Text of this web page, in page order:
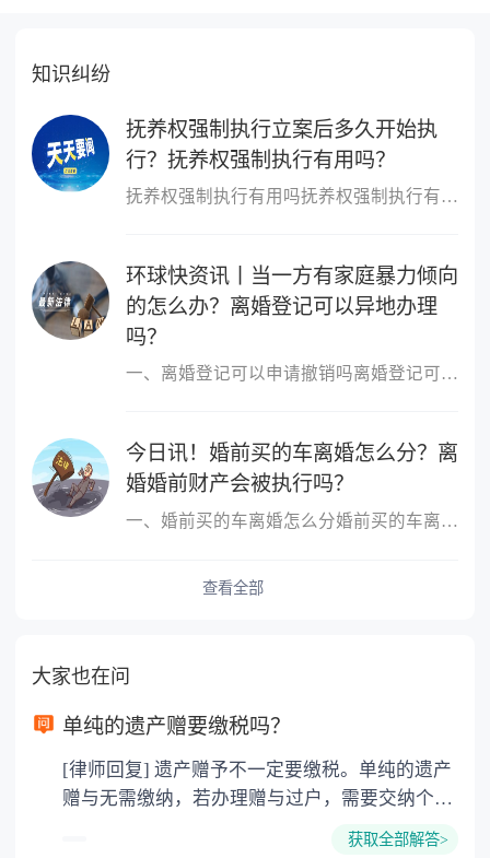
知识纠纷
抚养权强制执行立案后多久开始执
行？抚养权强制执行有用吗？
抚养权强制执行有用吗抚养权强制执行有用，抚养权也是可以申请强制
环球快资讯丨当一方有家庭暴力倾向
的怎么办？离婚登记可以异地办理
吗？
一、离婚登记可以申请撤销吗离婚登记可以申请撤销。依据我国最新《
今日讯！婚前买的车离婚怎么分？离
婚婚前财产会被执行吗？
一、婚前买的车离婚怎么分婚前买的车离婚，除另有约定外，一般归个
查看全部
大家也在问
单纯的遗产赠要缴税吗？
[律师回复] 遗产赠予不一定要缴税。单纯的遗产
赠与无需缴纳，若办理赠与过户，需要交纳个人
所得税、契税和公证费。赠与过户是没有增值税
获取全部解答>